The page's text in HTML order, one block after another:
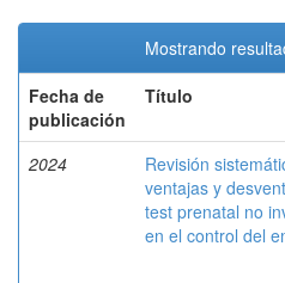
Mostrando
Fecha de
publicación
Título
2024
Revisión
ventajas y
test prenatal no
en el control del